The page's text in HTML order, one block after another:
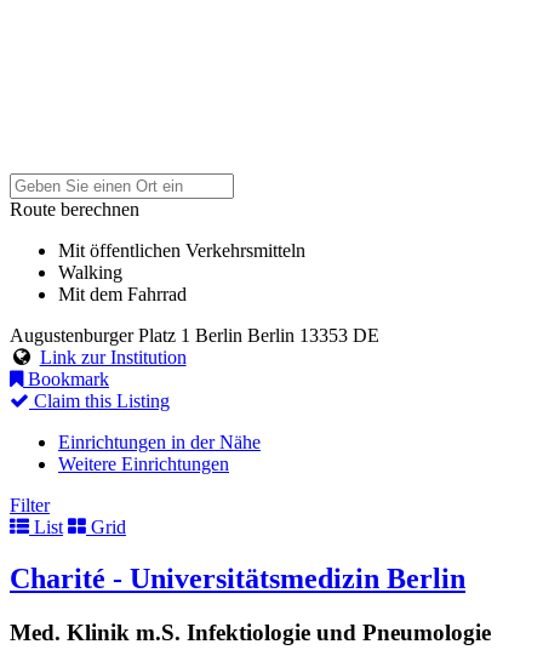
Route berechnen
Mit öffentlichen Verkehrsmitteln
Walking
Mit dem Fahrrad
Augustenburger Platz 1 Berlin Berlin 13353 DE
Link zur Institution
Bookmark
Claim this Listing
Einrichtungen in der Nähe
Weitere Einrichtungen
Filter
List
Grid
Charité - Universitätsmedizin Berlin
Med. Klinik m.S. Infektiologie und Pneumologie